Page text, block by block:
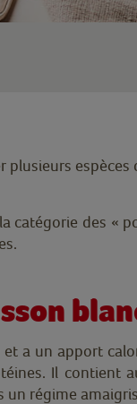
plusieurs
catégorie des «
a un apport
Il contient
un régime